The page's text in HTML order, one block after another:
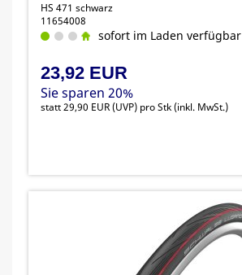
HS 471 schwarz
11654008
sofort im Laden verfügbar
23,92 EUR
Sie sparen 20%
statt29,90 EUR(UVP) pro Stk (inkl. MwSt.)